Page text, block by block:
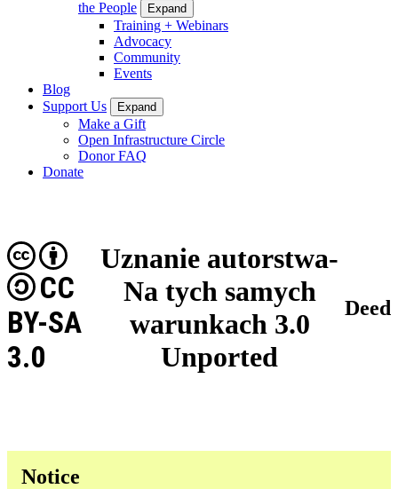
the People
Expand
Training + Webinars
Advocacy
Community
Events
Blog
Support Us
Expand
Make a Gift
Open Infrastructure Circle
Donor FAQ
Donate
Uznanie autorstwa-
Na tych samych
warunkach 3.0
Unported
CC
BY-SA
3.0
Deed
Notice